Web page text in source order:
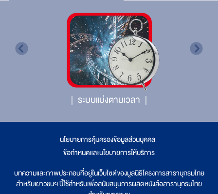
ระบบแบ่งตามเวลา
นโยบายการคุ้มครองข้อมูลส่วนบุคคล
ข้อกำหนดและนโยบายการให้บริการ
บทความและภาพประกอบที่อยู่ในเว็บไซต์ของมูลนิธิโครงการสารานุกรมไทย
สำหรับเยาวชนฯ นี้ใช้สำหรับเพื่อสนับสนุนการผลิตหนังสือสารานุกรมไทย